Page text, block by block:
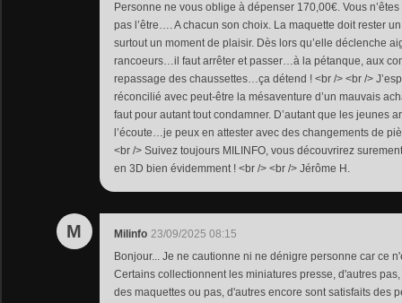
Personne ne vous oblige à dépenser 170,00€. Vous
pas l’être…. A chacun son choix. La maquette doit rester
surtout un moment de plaisir. Dès lors qu’elle déclenche
rancoeurs…il faut arrêter et passer…à la pétanque, aux
repassage des chaussettes…ça détend ! <br /> <br />
réconcilié avec peut-être la mésaventure d’un mauvais
faut pour autant tout condamner. D’autant que les jeunes
l’écoute…je peux en attester avec des changements de
<br /> Suivez toujours MILINFO, vous découvrirez
en 3D bien évidemment ! <br /> <br /> Jérôme H.
M Milinfo 23/09/2025 08:15
Bonjour... Je ne cautionne ni ne dénigre personne car ce
Certains collectionnent les miniatures presse, d'autres
des maquettes ou pas, d'autres encore sont satisfaits des